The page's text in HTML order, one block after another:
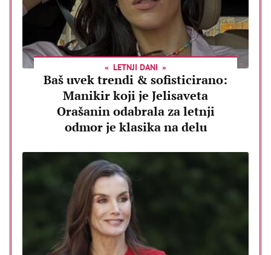
LETNJI DANI
Baš uvek trendi & sofisticirano:
Manikir koji je Jelisaveta
Orašanin odabrala za letnji
odmor je klasika na delu